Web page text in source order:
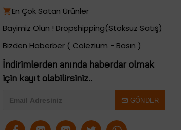
En Çok Satan Ürünler
Bayimiz Olun ! Dropshipping(Stoksuz Satış)
Bizden Haberber ( Colezium - Basın )
İndirimlerden anında haberdar olmak
için kayıt olabilirsiniz..
GÖNDER